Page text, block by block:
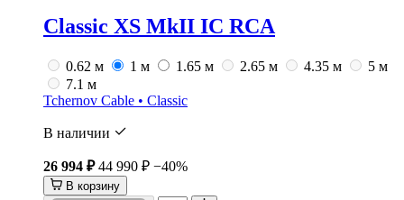
Classic XS MkII IC RCA
0.62 м 1 м 1.65 м 2.65 м 4.35 м
5 м
7.1 м
Tchernov Cable • Classic
В наличии
26 994 ₽ 44 990 ₽ −40%
В корзину